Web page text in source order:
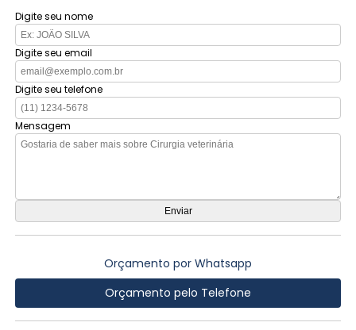
Digite seu nome
Digite seu email
Digite seu telefone
Mensagem
Orçamento por Whatsapp
Orçamento pelo Telefone